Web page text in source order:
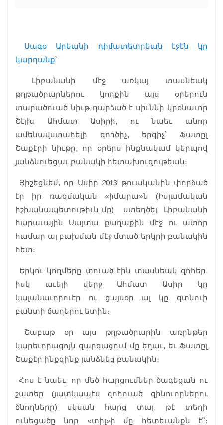
Սագօ Արեանի դիմատետրեան էջէն կը
կարդանք՝
Լիբանանի մէջ առկայ տասնեակ
թղթածրարներու կողքին այս օրերուն
տարածուած նիւթ դարձած է սիւննի կրօնաւոր
Շէյխ Ահմատ Ասիրի, ու նաեւ անոր
ամենավստահելի գործիչ, երգիչ՝ Ֆատըլ
Շաքէրի նիւթը, որ օրերս ինքնակամ կերպով
յանձնուեցաւ բանակի հետախուզութեան։
Յիշեցնեմ, որ Ասիր 2013 թուականին փորձած
էր իր ռազմական «իմարա»ն (Իսլամական
իշխանապետութիւն մը) ստեղծել Լիբանանի
հարաւային Սայտա քաղաքին մէջ ու ատոր
համար ալ բախման մէջ մտած երկրի բանակին
հետ։
Երկու կողմերը տուած էին տասնեակ զոհեր,
իսկ աւելի վերջ Ահմատ Ասիր կը
կալանաւորուէր ու ցայսօր ալ կը գտնուի
բանտի ճաղերու ետին։
Շաբաթ օր այս թղթածրարին առընթեր
կարեւորագոյն զարգացում մը եղաւ, եւ Ֆատըլ
Շաքէր ինքզինք յանձնեց բանակին։
Հոս է նաեւ, որ մեծ հարցումներ ծագեցան ու
շատեր (յատկապէս զոհուած զինուորներու
ծնողները) սկսան հարց տալ, թէ տեղի
ունեցածը նոր «տիլ»ի մը հետեւանքն է՞։